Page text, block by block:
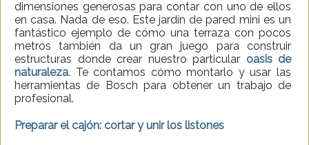
dimensiones generosas para contar con uno de ellos
en casa. Nada de eso. Este jardín de pared mini es un
fantástico ejemplo de cómo una terraza con pocos
metros también da un gran juego para construir
estructuras donde crear nuestro particular oasis de
naturaleza. Te contamos cómo montarlo y usar las
herramientas de Bosch para obtener un trabajo de
profesional.
Preparar el cajón: cortar y unir los listones